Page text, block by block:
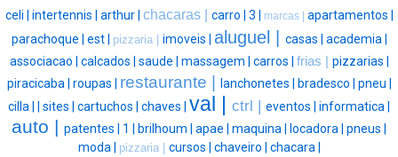
celi | intertennis | arthur | chacaras | carro | 3 | marcas | apartamentos |
parachoque | est | pizzaria | imoveis | aluguel | casas | academia |
associacao | calcados | saude | massagem | carros | frias | pizzarias |
piracicaba | roupas | restaurante | lanchonetes | bradesco | pneu |
cilla |
sites | cartuchos | chaves | val | ctrl | eventos | informatica |
auto | patentes | 1 | brilhoum | apae | maquina | locadora | pneus |
moda |
pizzaria | cursos | chaveiro | chacara |